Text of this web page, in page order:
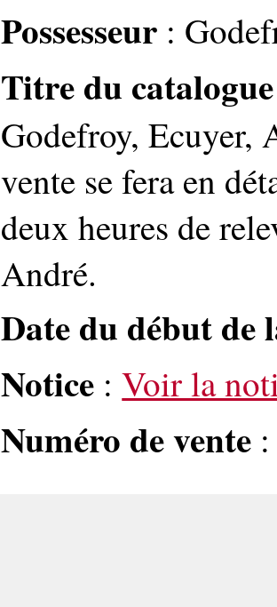
Possesseur :
Titre du catalogue
Godefroy, Ecuyer,
vente se fera en
deux heures de
André.
Date du début de
Notice :Voir la
Numéro de vente